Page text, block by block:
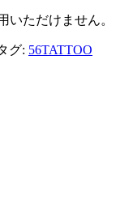
いただけません。
グ: 56TATTOO